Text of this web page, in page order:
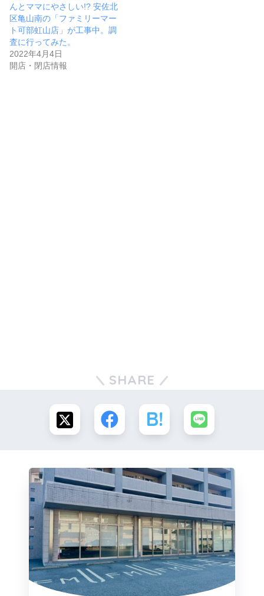
んとママにやさしい!? 安佐北
区亀山南の「ファミリーマー
ト可部虹山店」が工事中。調
査に行ってみた。
2022年4月4日
開店・閉店情報
SHARE